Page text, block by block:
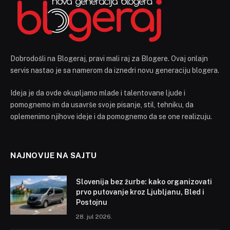
Dobrodošli na Blogeraj, pravi mali raj za Blogere. Ovaj onlajn
servis nastao je sa namerom da iznedri novu generaciju blogera.
Ideja je da ovde okupljamo mlade i talentovane ljude i
pomognemo im da usavrše svoje pisanje, stil, tehniku, da
oplemenimo njihove ideje i da pomognemo da se one realizuju.
NAJNOVIJE NA SAJTU
Slovenija bez žurbe: kako organizovati
prvo putovanje kroz Ljubljanu, Bled i
Postojnu
28. jul 2026.